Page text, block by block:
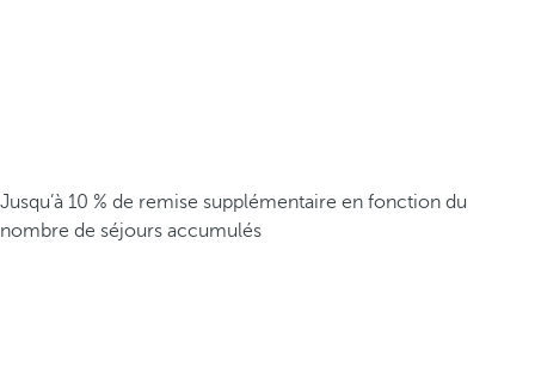
Jusqu’à 10 % de remise supplémentaire en fonction du
nombre de séjours accumulés